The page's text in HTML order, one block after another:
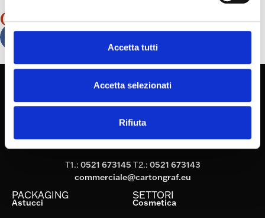
Accetta tutti
Accetta selezionati
Rifiuta
Condividi su
43126
VICOFERTILE (PR)
T1.: 0521 673145 T2.: 0521 673143
commerciale@cartongraf.eu
PACKAGING
Astucci
SETTORI
Cosmetica